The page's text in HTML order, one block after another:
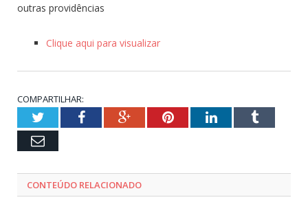
outras providências
Clique aqui para visualizar
COMPARTILHAR:
TwitterFacebookGoogle+PinterestLinkedInTumblr
Email
CONTEÚDO RELACIONADO